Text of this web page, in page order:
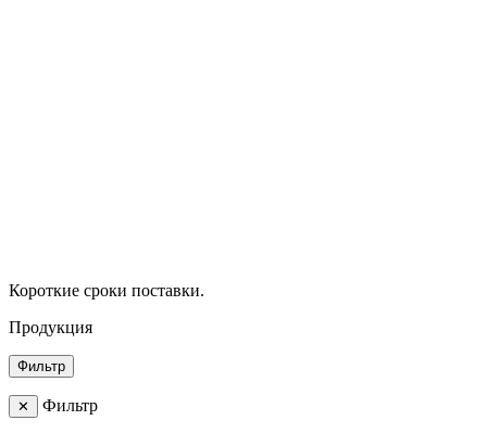
Короткие сроки поставки.
Продукция
Фильтр
✕ Фильтр